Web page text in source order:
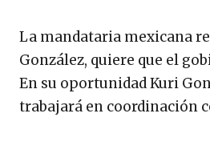
La mandataria mexicana
González, quiere que el
En su oportunidad Kuri
trabajará en coordinación